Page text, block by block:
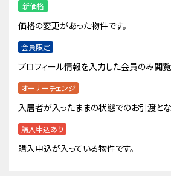
新価格
価格の変更があった物件です。
会員限定
プロフィール情報を入力した会員のみ閲
オーナーチェンジ
入居者が入ったままの状態でのお引渡とな
購入申込あり
購入申込が入っている物件です。